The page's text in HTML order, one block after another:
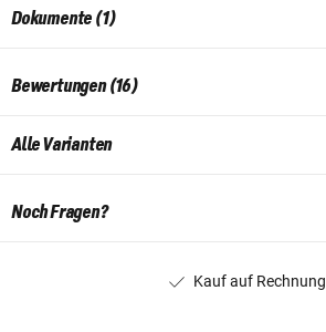
Dokumente (1)
Bewertungen (16)
Alle Varianten
Noch Fragen?
Kauf auf Rechnung